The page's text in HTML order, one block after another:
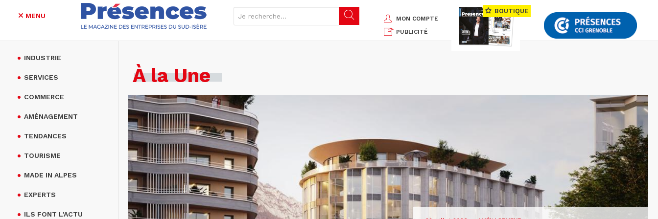
MENU
MON COMPTE
PUBLICITÉ
BOUTIQUE
INDUSTRIE
SERVICES
COMMERCE
AMÉNAGEMENT
TENDANCES
TOURISME
MADE IN ALPES
EXPERTS
ILS FONT L'ACTU
À la Une